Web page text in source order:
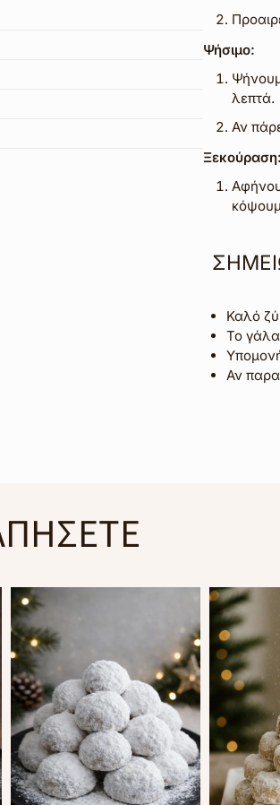
Ψήσιμο:
λεπτά.
Αν
Ξεκούραση:
Καλό
Το γάλα
Αν